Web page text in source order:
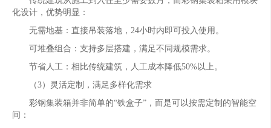
化设计，优势明显：
无需地基：直接吊装落地，24小时内即可投入使用。
可堆叠组合：支持多层搭建，满足不同规模需求。
节省人工：相比传统建筑，人工成本降低50%以上。
（3）灵活定制，满足多样化需求
彩钢集装箱并非简单的“铁盒子”，而是可以按需定制的智能空
间：